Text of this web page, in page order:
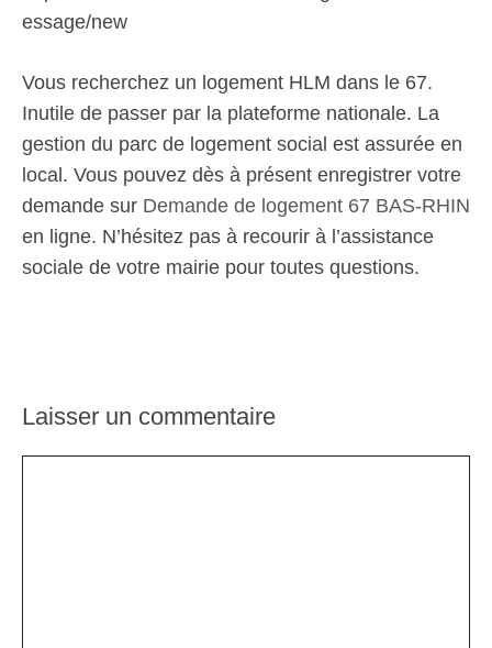
essage/new
Vous recherchez un logement HLM dans le 67.
Inutile de passer par la plateforme nationale. La
gestion du parc de logement social est assurée en
local. Vous pouvez dès à présent enregistrer votre
demande sur Demande de logement 67 BAS-RHIN
en ligne. N’hésitez pas à recourir à l’assistance
sociale de votre mairie pour toutes questions.
Laisser un commentaire